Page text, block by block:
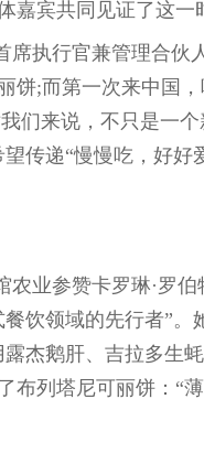
嘉宾共同见证了这一
席执行官兼管理合伙
饼;而第一次来中国
们来说，不只是一
传递“慢慢吃，好
农业参赞卡罗琳·罗
饮领域的先行者”。
杰鹅肝、吉拉多生
布列塔尼可丽饼：“